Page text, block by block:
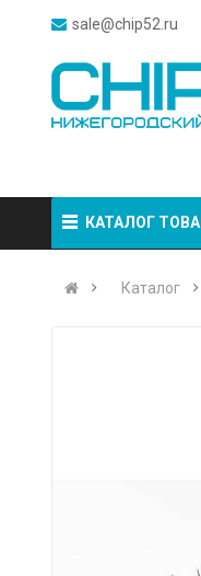
sale@chip52.ru
КАТАЛОГ
Каталог